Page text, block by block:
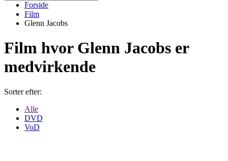
Forside
Film
Glenn Jacobs
Film hvor Glenn Jacobs er
medvirkende
Sorter efter:
Alle
DVD
VoD